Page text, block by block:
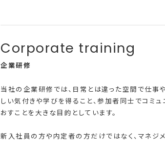
企業研修
当社の企業研修では、日常とは違った空間で仕事
しい気付きや学びを得ること、参加者同士でコミ
おすことを大きな目的としています。
新入社員の方や内定者の方だけではなく、マネジ